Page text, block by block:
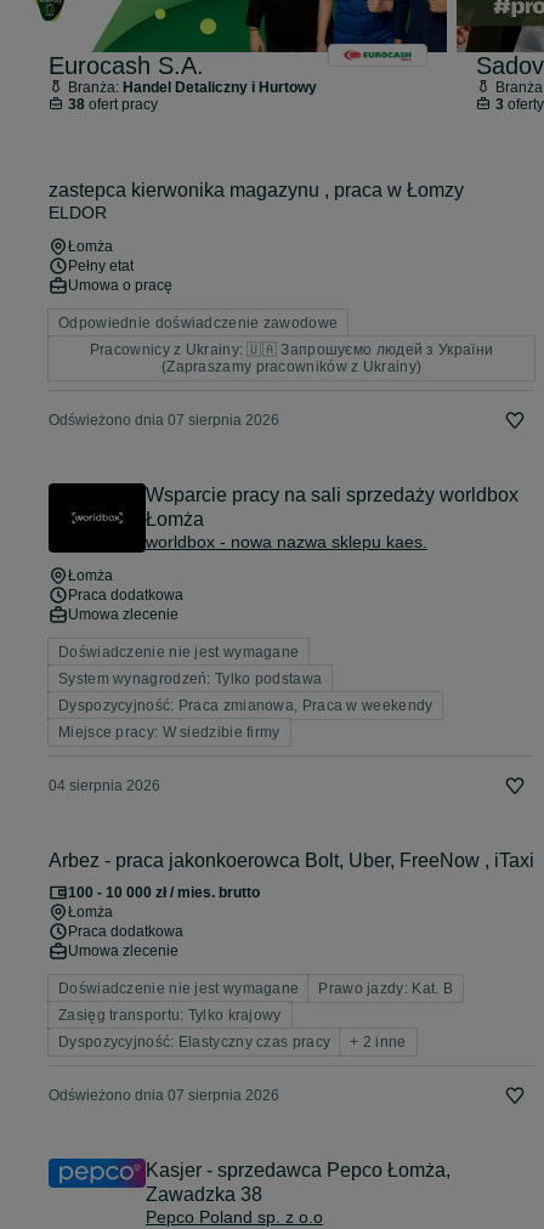
Eurocash S.A.
Branża: Handel Detaliczny i Hurtowy
38ofert pracy
3
zastepca kierwonika magazynu , praca w Łomzy
ELDOR
Łomża
Pełny etat
Umowa o pracę
Odpowiednie doświadczenie zawodowe
Pracownicy z Ukrainy: 🇺🇦 Запрошуємо людей з України
(Zapraszamy pracowników z Ukrainy)
Odświeżono dnia 07 sierpnia 2026
Wsparcie pracy na sali sprzedaży worldbox
Łomża
worldbox - nowa nazwa sklepu kaes.
Łomża
Praca dodatkowa
Umowa zlecenie
Doświadczenie nie jest wymagane
System wynagrodzeń: Tylko podstawa
Dyspozycyjność: Praca zmianowa, Praca w weekendy
Miejsce pracy: W siedzibie firmy
04 sierpnia 2026
Arbez - praca jakonkoerowca Bolt, Uber, FreeNow , iTaxi
100 - 10 000 zł / mies. brutto
Łomża
Praca dodatkowa
Umowa zlecenie
Doświadczenie nie jest wymagane
Prawo jazdy: Kat. B
Zasięg transportu: Tylko krajowy
Dyspozycyjność: Elastyczny czas pracy
+ 2 inne
Odświeżono dnia 07 sierpnia 2026
Kasjer - sprzedawca Pepco Łomża,
Zawadzka 38
Pepco Poland sp. z o.o